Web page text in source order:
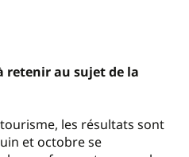
retenir au sujet de la
les résultats sont
et octobre se